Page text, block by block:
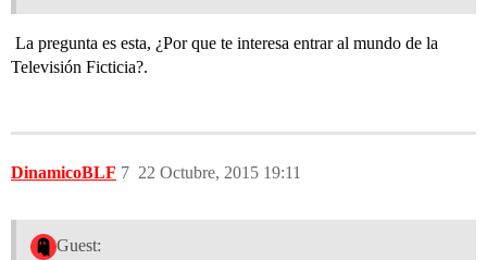
La pregunta es esta, ¿Por que te interesa entrar al mundo de la
Televisión Ficticia?.
DinamicoBLF 22 Octubre, 2015 19:11
7
Guest: